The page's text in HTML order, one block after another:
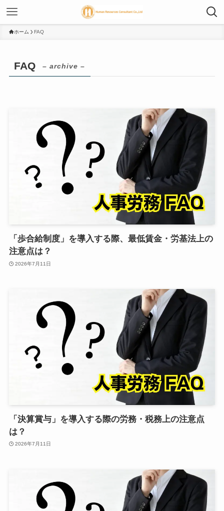
ホーム FAQ
FAQ – archive –
「歩合給制度」を導入する際、最低賃金・労基法上の
注意点は？
2026年7月11日
「決算賞与」を導入する際の労務・税務上の注意点
は？
2026年7月11日